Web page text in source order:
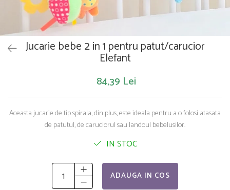
Papusi si accesorii
Trotinete
Trenulete si masinute
Unelte si bancuri de lucru
Jucarie bebe 2 in 1 pentru patut/carucior
Elefant
84,39 Lei
Aceasta jucarie de tip spirala, din plus, este ideala pentru a o folosi atasata
de patutul, de caruciorul sau landoul bebelusilor.
IN STOC
ADAUGA IN COS